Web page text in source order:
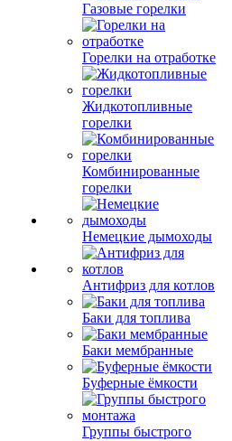
Газовые горелки
Горелки на отработке
Жидкотопливные
горелки
Комбинированные
горелки
Немецкие дымоходы
Антифриз для котлов
Баки для топлива
Баки мембранные
Буферные ёмкости
Группы быстрого